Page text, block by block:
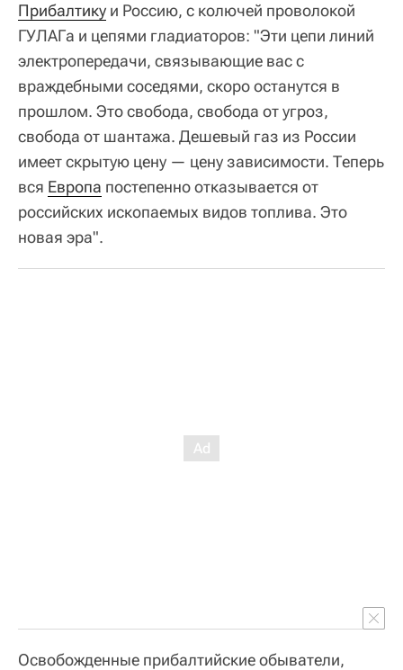
Прибалтику и Россию, с колючей проволокой
ГУЛАГа и цепями гладиаторов: "Эти цепи линий
электропередачи, связывающие вас с
враждебными соседями, скоро останутся в
прошлом. Это свобода, свобода от угроз,
свобода от шантажа. Дешевый газ из России
имеет скрытую цену — цену зависимости. Теперь
вся Европа постепенно отказывается от
российских ископаемых видов топлива. Это
новая эра".
Освобожденные прибалтийские обыватели,